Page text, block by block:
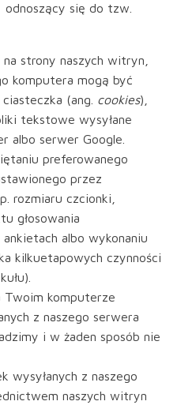
się do tzw.
strony naszych witryn,
komputera mogą być
(ang. cookies),
tekstowe wysyłane
albo serwer Google.
preferowanego
przez
rozmiaru czcionki,
głosowania
albo wykonaniu
kilkuetapowych czynności
Twoim komputerze
z naszego serwera
i w żaden sposób nie
wysyłanych z naszego
naszych witryn